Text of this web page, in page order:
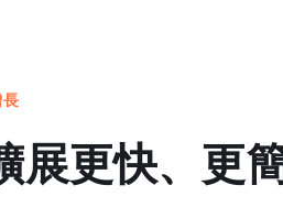
展更快、更